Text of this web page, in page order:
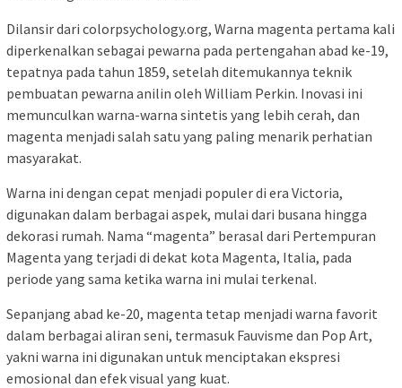
Dilansir dari colorpsychology.org, Warna magenta pertama kali
diperkenalkan sebagai pewarna pada pertengahan abad ke-19,
tepatnya pada tahun 1859, setelah ditemukannya teknik
pembuatan pewarna anilin oleh William Perkin. Inovasi ini
memunculkan warna-warna sintetis yang lebih cerah, dan
magenta menjadi salah satu yang paling menarik perhatian
masyarakat.
Warna ini dengan cepat menjadi populer di era Victoria,
digunakan dalam berbagai aspek, mulai dari busana hingga
dekorasi rumah. Nama “magenta” berasal dari Pertempuran
Magenta yang terjadi di dekat kota Magenta, Italia, pada
periode yang sama ketika warna ini mulai terkenal.
Sepanjang abad ke-20, magenta tetap menjadi warna favorit
dalam berbagai aliran seni, termasuk Fauvisme dan Pop Art,
yakni warna ini digunakan untuk menciptakan ekspresi
emosional dan efek visual yang kuat.